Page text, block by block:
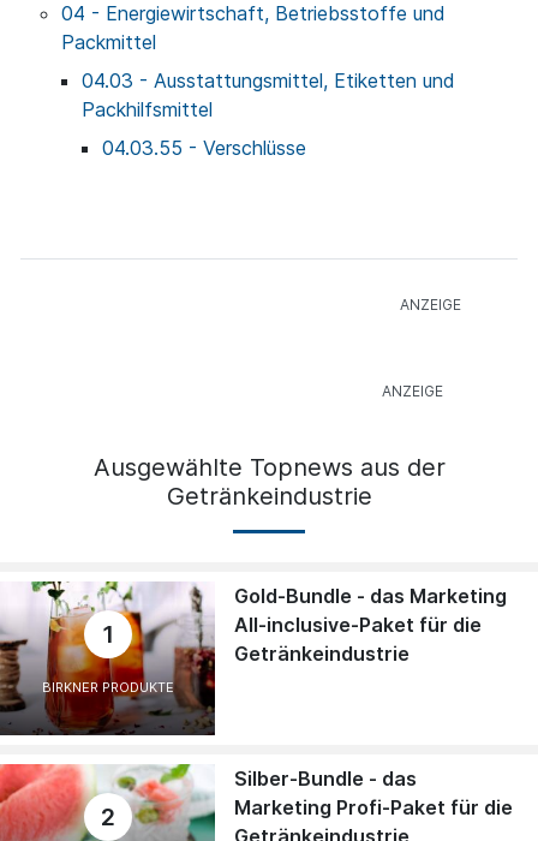
04 - Energiewirtschaft, Betriebsstoffe und
Packmittel
04.03 - Ausstattungsmittel, Etiketten und
Packhilfsmittel
04.03.55 - Verschlüsse
Ausgewählte Topnews aus der
Getränkeindustrie
1
BIRKNER PRODUKTE
Gold-Bundle - das Marketing
All-inclusive-Paket für die
Getränkeindustrie
2
Silber-Bundle - das
Marketing Profi-Paket für die
Getränkeindustrie